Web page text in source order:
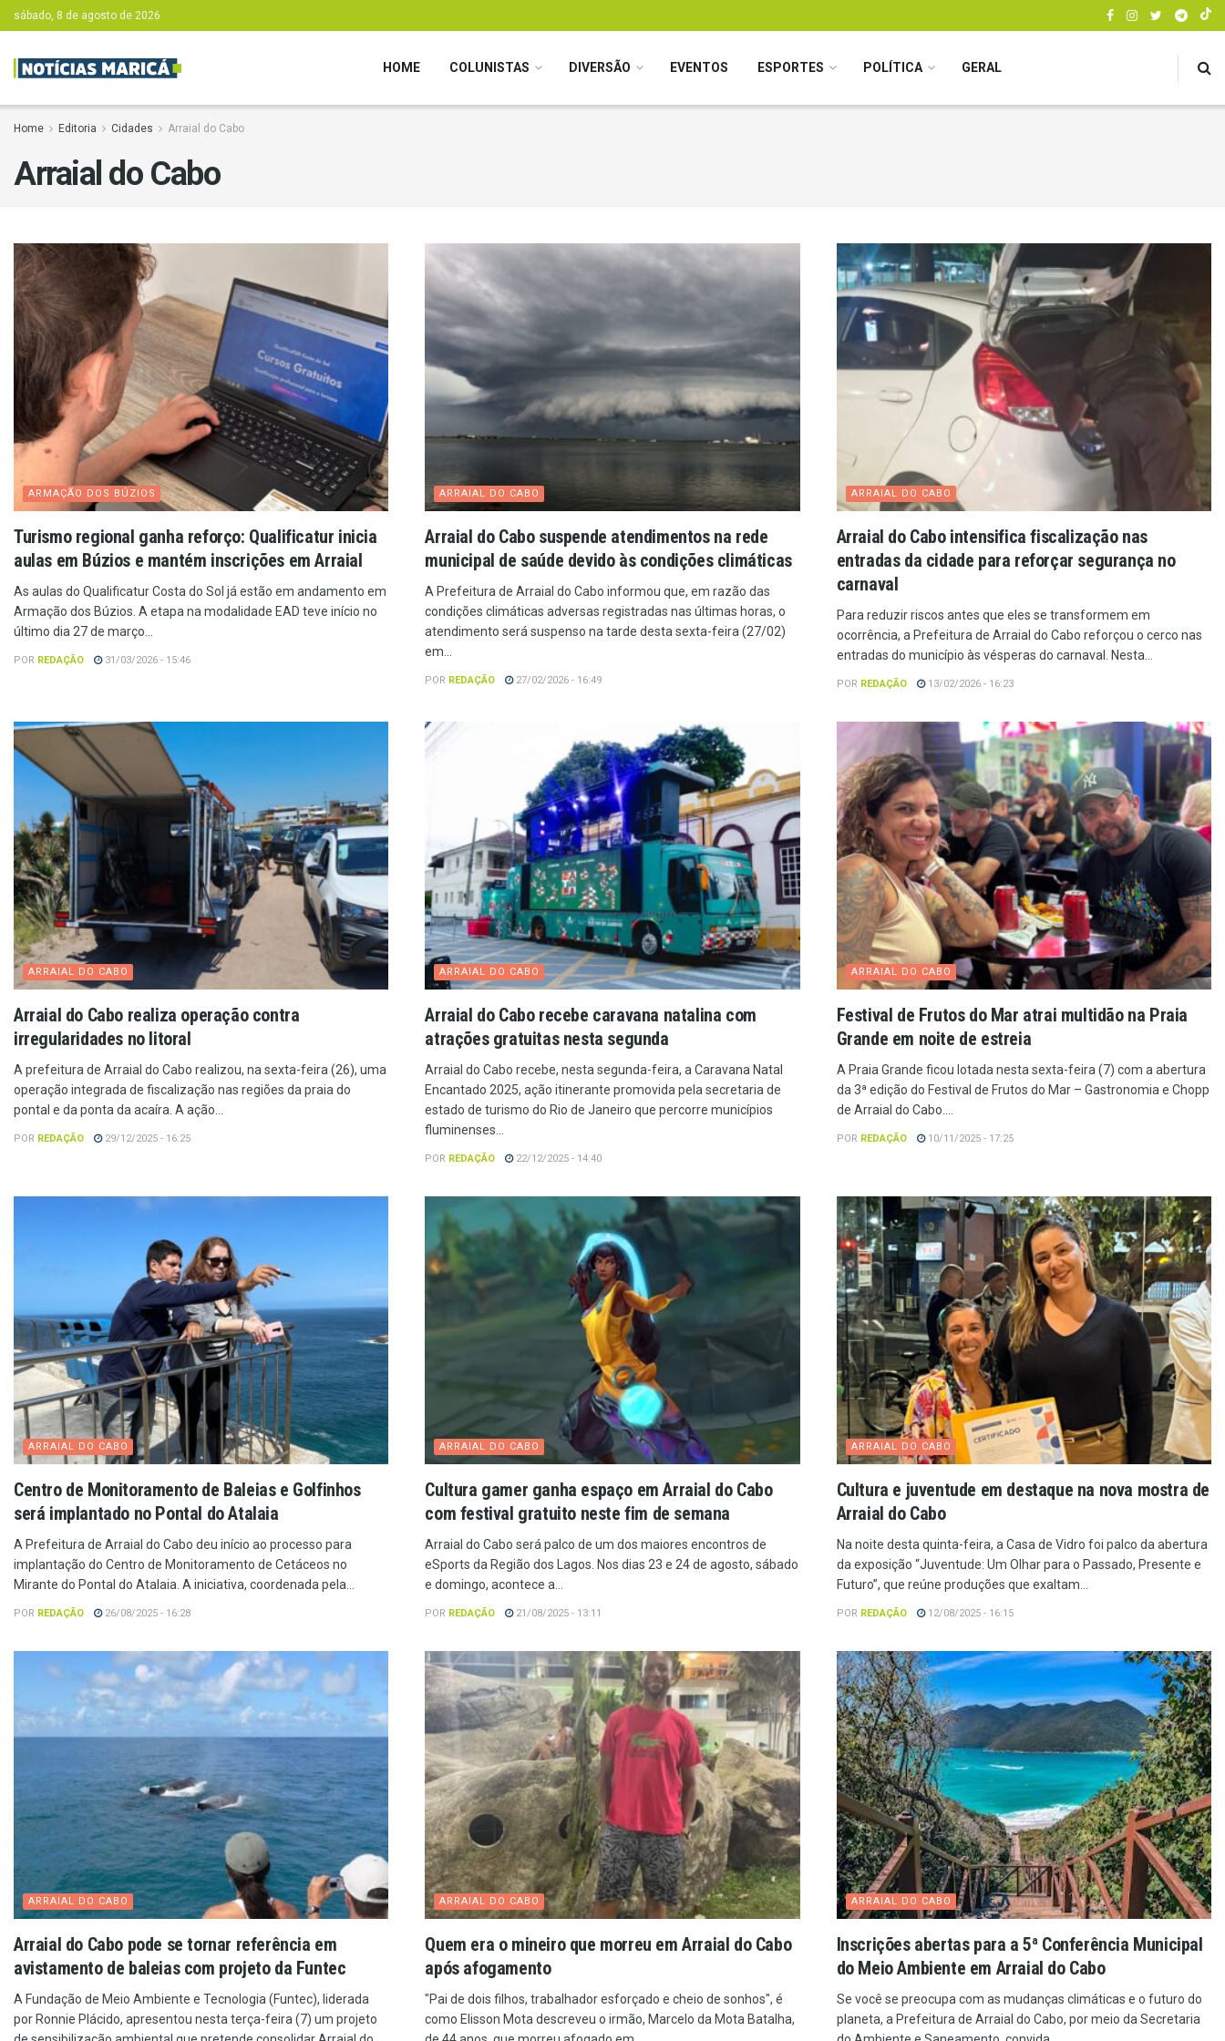
sábado, 8 de agosto de 2026
HOME COLUNISTAS DIVERSÃO EVENTOS ESPORTES POLÍTICA GERAL
Home Editoria Cidades Arraial do Cabo
Arraial do Cabo
ARMAÇÃO DOS BÚZIOS
Turismo regional ganha reforço: Qualificatur inicia
aulas em Búzios e mantém inscrições em Arraial
As aulas do Qualificatur Costa do Sol já estão em andamento em
Armação dos Búzios. A etapa na modalidade EAD teve início no
último dia 27 de março...
POR REDAÇÃO 31/03/2026 - 15:46
ARRAIAL DO CABO
Arraial do Cabo suspende atendimentos na rede
municipal de saúde devido às condições climáticas
A Prefeitura de Arraial do Cabo informou que, em razão das
condições climáticas adversas registradas nas últimas horas, o
atendimento será suspenso na tarde desta sexta-feira (27/02)
em...
POR REDAÇÃO 27/02/2026 - 16:49
ARRAIAL DO CABO
Arraial do Cabo intensifica fiscalização nas
entradas da cidade para reforçar segurança no
carnaval
Para reduzir riscos antes que eles se transformem em
ocorrência, a Prefeitura de Arraial do Cabo reforçou o cerco nas
entradas do município às vésperas do carnaval. Nesta...
POR REDAÇÃO 13/02/2026 - 16:23
ARRAIAL DO CABO
Arraial do Cabo realiza operação contra
irregularidades no litoral
A prefeitura de Arraial do Cabo realizou, na sexta-feira (26), uma
operação integrada de fiscalização nas regiões da praia do
pontal e da ponta da acaíra. A ação...
POR REDAÇÃO 29/12/2025 - 16:25
ARRAIAL DO CABO
Arraial do Cabo recebe caravana natalina com
atrações gratuitas nesta segunda
Arraial do Cabo recebe, nesta segunda-feira, a Caravana Natal
Encantado 2025, ação itinerante promovida pela secretaria de
estado de turismo do Rio de Janeiro que percorre municípios
fluminenses...
POR REDAÇÃO 22/12/2025 - 14:40
ARRAIAL DO CABO
Festival de Frutos do Mar atrai multidão na Praia
Grande em noite de estreia
A Praia Grande ficou lotada nesta sexta-feira (7) com a abertura
da 3ª edição do Festival de Frutos do Mar – Gastronomia e Chopp
de Arraial do Cabo....
POR REDAÇÃO 10/11/2025 - 17:25
ARRAIAL DO CABO
Centro de Monitoramento de Baleias e Golfinhos
será implantado no Pontal do Atalaia
A Prefeitura de Arraial do Cabo deu início ao processo para
implantação do Centro de Monitoramento de Cetáceos no
Mirante do Pontal do Atalaia. A iniciativa, coordenada pela...
POR REDAÇÃO 26/08/2025 - 16:28
ARRAIAL DO CABO
Cultura gamer ganha espaço em Arraial do Cabo
com festival gratuito neste fim de semana
Arraial do Cabo será palco de um dos maiores encontros de
eSports da Região dos Lagos. Nos dias 23 e 24 de agosto, sábado
e domingo, acontece a...
POR REDAÇÃO 21/08/2025 - 13:11
ARRAIAL DO CABO
Cultura e juventude em destaque na nova mostra de
Arraial do Cabo
Na noite desta quinta-feira, a Casa de Vidro foi palco da abertura
da exposição “Juventude: Um Olhar para o Passado, Presente e
Futuro”, que reúne produções que exaltam...
POR REDAÇÃO 12/08/2025 - 16:15
ARRAIAL DO CABO
Arraial do Cabo pode se tornar referência em
avistamento de baleias com projeto da Funtec
A Fundação de Meio Ambiente e Tecnologia (Funtec), liderada
por Ronnie Plácido, apresentou nesta terça-feira (7) um projeto
ARRAIAL DO CABO
Quem era o mineiro que morreu em Arraial do Cabo
após afogamento
"Pai de dois filhos, trabalhador esforçado e cheio de sonhos", é
como Elisson Mota descreveu o irmão, Marcelo da Mota Batalha,
ARRAIAL DO CABO
Inscrições abertas para a 5ª Conferência Municipal
do Meio Ambiente em Arraial do Cabo
Se você se preocupa com as mudanças climáticas e o futuro do
planeta, a Prefeitura de Arraial do Cabo, por meio da Secretaria